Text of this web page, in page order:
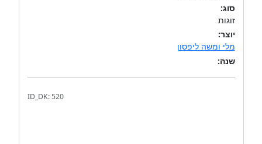
סוג:
זוגות
יוצר:
מלי ומשה ליפסון
שנה:
ID_DK: 520